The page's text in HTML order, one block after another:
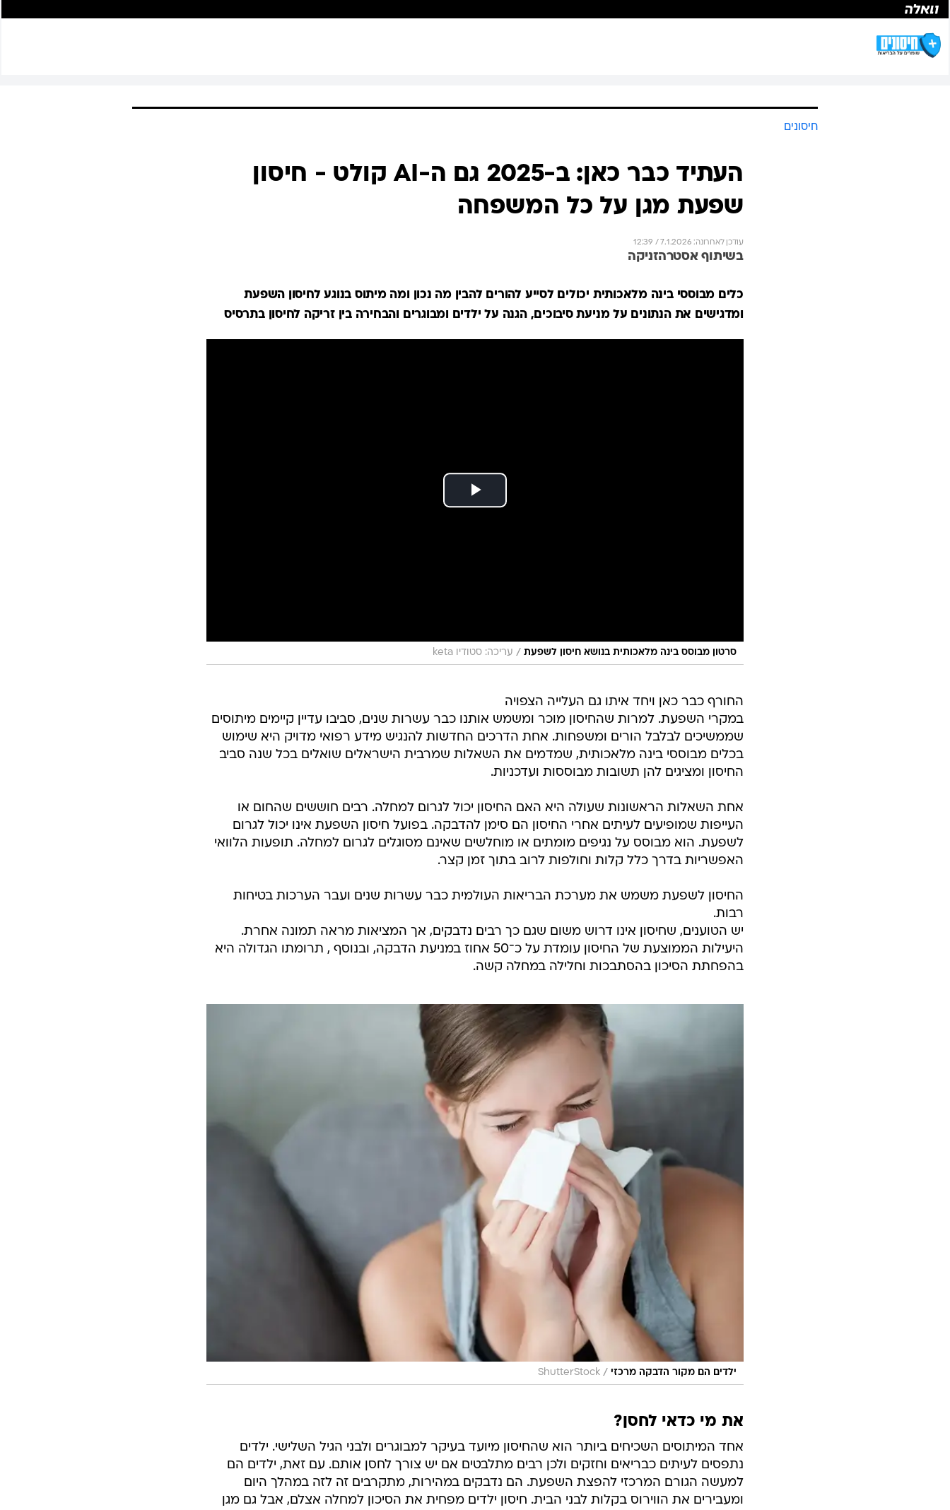
חיסונים
העתיד כבר כאן: ב-2025 גם ה-AI קולט - חיסון
שפעת מגן על כל המשפחה
עודכן לאחרונה: 7.1.2026 / 12:39
בשיתוף אסטרהזניקה
כלים מבוססי בינה מלאכותית יכולים לסייע להורים להבין מה נכון ומה מיתוס בנוגע לחיסון השפעת
ומדגישים את הנתונים על מניעת סיבוכים, הגנה על ילדים ומבוגרים והבחירה בין זריקה לחיסון בתרסיס
סרטון מבוסס בינה מלאכותית בנושא חיסון לשפעת / עריכה: סטודיו keta
החורף כבר כאן ויחד איתו גם העלייה הצפויה
במקרי השפעת. למרות שהחיסון מוכר ומשמש אותנו כבר עשרות שנים, סביבו עדיין קיימים מיתוסים
שממשיכים לבלבל הורים ומשפחות. אחת הדרכים החדשות להנגיש מידע רפואי מדויק היא שימוש
בכלים מבוססי בינה מלאכותית, שמדמים את השאלות שמרבית הישראלים שואלים בכל שנה סביב
החיסון ומציגים להן תשובות מבוססות ועדכניות.
אחת השאלות הראשונות שעולה היא האם החיסון יכול לגרום למחלה. רבים חוששים שהחום או
העייפות שמופיעים לעיתים אחרי החיסון הם סימן להדבקה. בפועל חיסון השפעת אינו יכול לגרום
לשפעת. הוא מבוסס על נגיפים מומתים או מוחלשים שאינם מסוגלים לגרום למחלה. תופעות הלוואי
האפשריות בדרך כלל קלות וחולפות לרוב בתוך זמן קצר.
החיסון לשפעת משמש את מערכת הבריאות העולמית כבר עשרות שנים ועבר הערכות בטיחות
רבות.
יש הטוענים, שחיסון אינו דרוש משום שגם כך רבים נדבקים, אך המציאות מראה תמונה אחרת.
היעילות הממוצעת של החיסון עומדת על כ־50 אחוז במניעת הדבקה, ובנוסף , תרומתו הגדולה היא
בהפחתת הסיכון בהסתבכות וחלילה במחלה קשה.
ילדים הם מקור הדבקה מרכזי /
ShutterStock
את מי כדאי לחסן?
אחד המיתוסים השכיחים ביותר הוא שהחיסון מיועד בעיקר למבוגרים ולבני הגיל השלישי. ילדים
נתפסים לעיתים כבריאים וחזקים ולכן רבים מתלבטים אם יש צורך לחסן אותם. עם זאת, ילדים הם
למעשה הגורם המרכזי להפצת השפעת. הם נדבקים במהירות, מתקרבים זה לזה במהלך היום
ומעבירים את הווירוס בקלות לבני הבית. חיסון ילדים מפחית את הסיכון למחלה אצלם, אבל גם מגן